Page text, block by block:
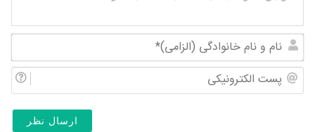
و